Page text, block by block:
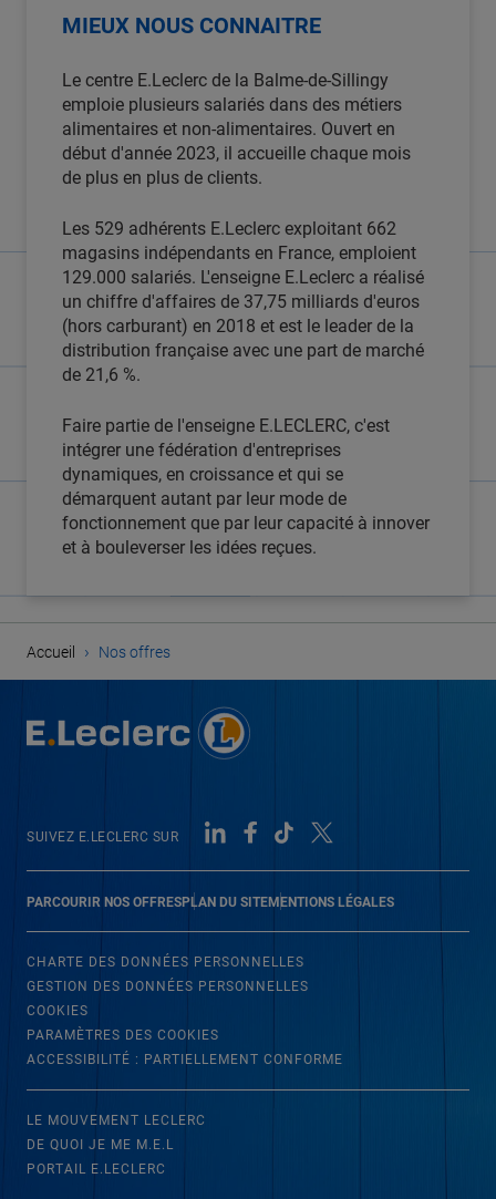
MIEUX NOUS CONNAITRE
Le centre E.Leclerc de la Balme-de-Sillingy
emploie plusieurs salariés dans des métiers
alimentaires et non-alimentaires. Ouvert en
début d'année 2023, il accueille chaque mois
de plus en plus de clients.
Les 529 adhérents E.Leclerc exploitant 662
magasins indépendants en France, emploient
129.000 salariés. L'enseigne E.Leclerc a réalisé
un chiffre d'affaires de 37,75 milliards d'euros
(hors carburant) en 2018 et est le leader de la
distribution française avec une part de marché
de 21,6 %.
Faire partie de l'enseigne E.LECLERC, c'est
intégrer une fédération d'entreprises
dynamiques, en croissance et qui se
démarquent autant par leur mode de
fonctionnement que par leur capacité à innover
et à bouleverser les idées reçues.
Accueil › Nos offres
PARCOURIR NOS OFFRESPLAN DU SITEMENTIONS LÉGALES
SUIVEZ E.LECLERC SUR
CHARTE DES DONNÉES PERSONNELLES
GESTION DES DONNÉES PERSONNELLES
COOKIES
PARAMÈTRES DES COOKIES
ACCESSIBILITÉ : PARTIELLEMENT CONFORME
LE MOUVEMENT LECLERC
DE QUOI JE ME M.E.L
PORTAIL E.LECLERC